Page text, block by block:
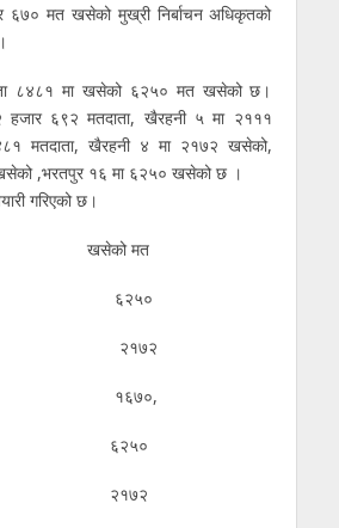
६७० मत खसेको मुख्री निर्बाचन अधिकृतको
८४८१ मा खसेको ६२५० मत खसेको छ।
६९२ मतदाता, खैरहनी ५ मा २१११
मतदाता, खैरहनी ४ मा २१७२ खसेको,
,भरतपुर १६ मा ६२५० खसेको छ ।
गरिएको छ।
खसेको मत
८४८१ ६२५०
२१७२
१६७०,
६२५०
२१७२